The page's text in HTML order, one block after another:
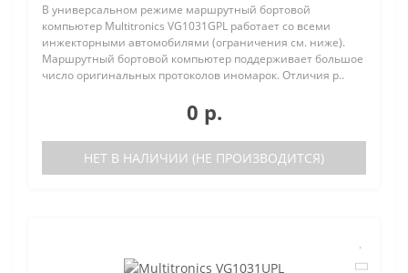
В универсальном режиме маршрутный бортовой
компьютер Multitronics VG1031GPL работает со всеми
инжекторными автомобилями (ограничения см. ниже).
Маршрутный бортовой компьютер поддерживает большое
число оригинальных протоколов иномарок. Отличия р..
0 р.
НЕТ В НАЛИЧИИ (НЕ ПРОИЗВОДИТСЯ)